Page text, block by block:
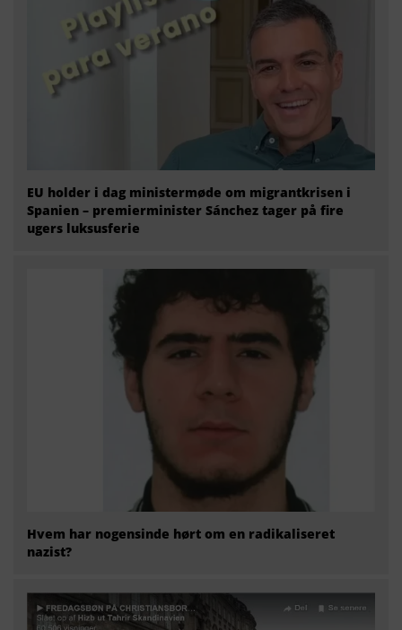
EU holder i dag ministermøde om migrantkrisen i
Spanien – premierminister Sánchez tager på fire
ugers luksusferie
Hvem har nogensinde hørt om en radikaliseret
nazist?